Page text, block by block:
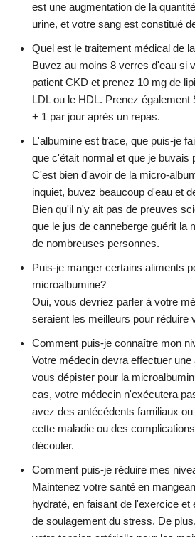
est une augmentation de la
urine, et votre sang est constitué
Quel est le traitement médical de
Buvez au moins 8 verres d'eau si
patient CKD et prenez 10 mg de
LDL ou le HDL. Prenez également
+ 1 par jour après un repas.
L'albumine est trace, que puis-je
que c'était normal et que je buvais
C'est bien d'avoir de la micro-
inquiet, buvez beaucoup d'eau et
Bien qu'il n'y ait pas de preuves
que le jus de canneberge guérit la
de nombreuses personnes.
Puis-je manger certains aliments
microalbumine?
Oui, vous devriez parler à votre
seraient les meilleurs pour réduire
Comment puis-je connaître mon
Votre médecin devra effectuer
vous dépister pour la
cas, votre médecin n'exécutera
avez des antécédents familiaux
cette maladie ou des
découler.
Comment puis-je réduire mes
Maintenez votre santé en
hydraté, en faisant de l'exercice et
de soulagement du stress. De